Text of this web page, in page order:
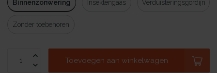
Binnenzonwering Insektengaas Verduisteringsgordijn
Zonder toebehoren
Toevoegen aan winkelwagen